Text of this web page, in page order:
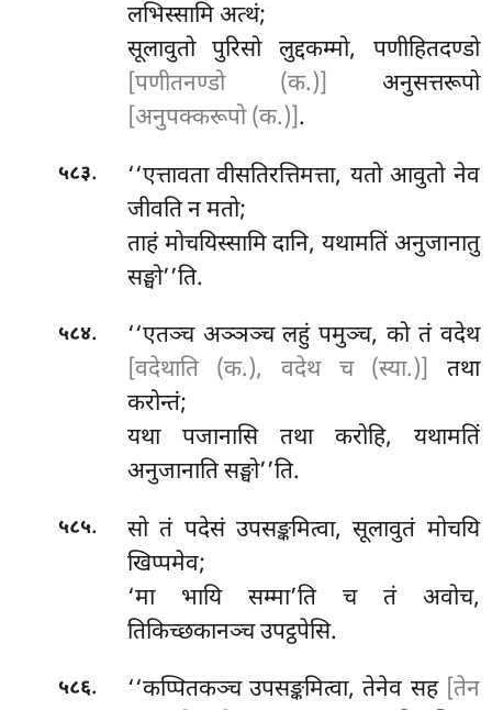
लभिस्सामि अत्थं;
सूलावुतोपुरिसो लुद्दकम्मो, पणीहितदण्डो
[पणीतनण्डो (क.)] अनुसत्तरूपो
[अनुपक्करूपो (क.)].
५८३.
‘‘एत्तावता वीसतिरत्तिमत्ता, यतो आवुतो नेव
जीवति न मतो;
ताहं मोचयिस्सामि दानि, यथामतिं अनुजानातु
सङ्घो’’ति.
५८४.
‘‘एतञ्च अञ्ञञ्च लहुं पमुञ्च, को तं वदेथ
[वदेथाति (क.), वदेथ च (स्या.)]
तथा
करोन्तं;
यथा पजानासि तथा करोहि, यथामतिं
अनुजानाति सङ्घो’’ति.
५८५. सोतं पदेसं उपसङ्कमित्वा, सूलावुतं मोचयि
खिप्पमेव;
‘मा भायि सम्मा’ति च तं अवोच,
तिकिच्छकानञ्च उपट्ठपेसि.
५८६. ‘‘कप्पितकञ्चउपसङ्कमित्वा, तेनेव सह [तेन